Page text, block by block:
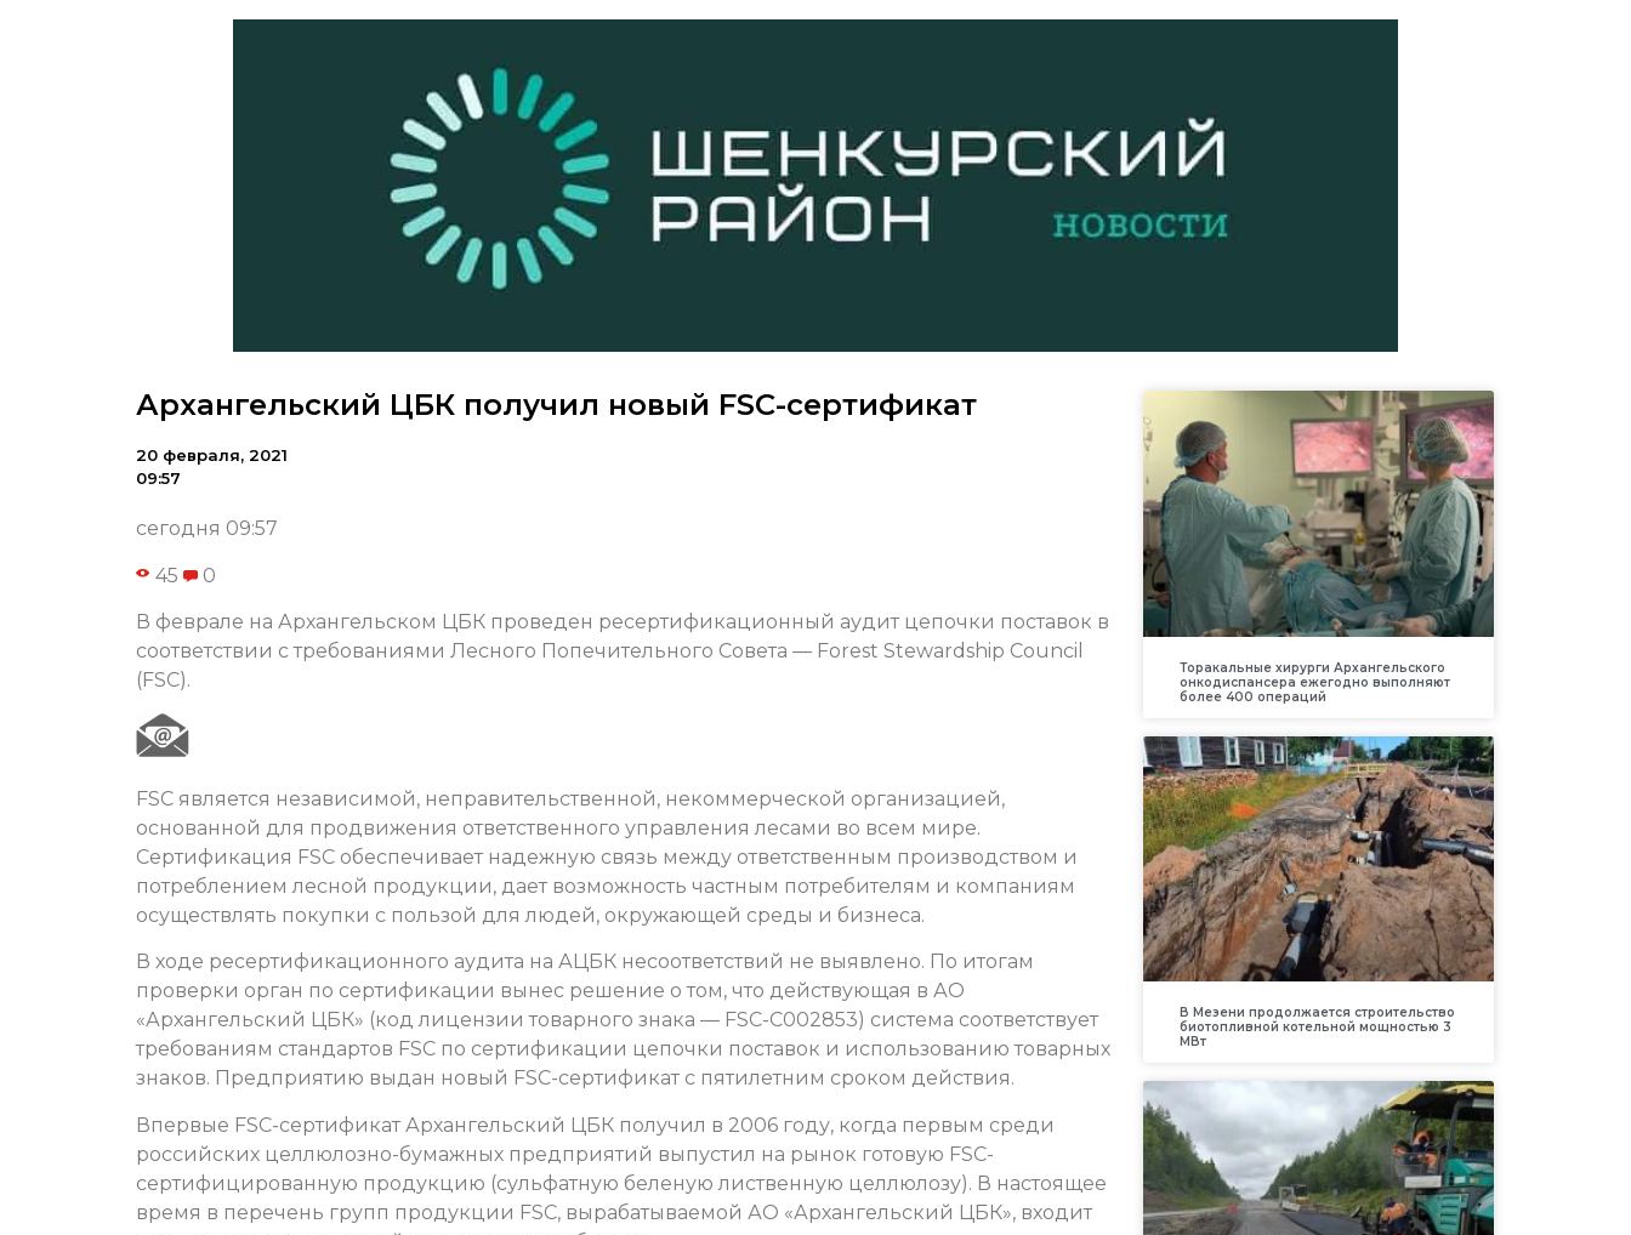
Архангельский ЦБК получил новый FSC-сертификат
20 февраля, 2021
09:57
сегодня 09:57
45 0
В феврале на Архангельском ЦБК проведен ресертификационный аудит цепочки поставок в
соответствии с требованиями Лесного Попечительного Совета — Forest Stewardship Council
(FSC).
FSC является независимой, неправительственной, некоммерческой организацией,
основанной для продвижения ответственного управления лесами во всем мире.
Сертификация FSC обеспечивает надежную связь между ответственным производством и
потреблением лесной продукции, дает возможность частным потребителям и компаниям
осуществлять покупки с пользой для людей, окружающей среды и бизнеса.
В ходе ресертификационного аудита на АЦБК несоответствий не выявлено. По итогам
проверки орган по сертификации вынес решение о том, что действующая в АО
«Архангельский ЦБК» (код лицензии товарного знака — FSC-С002853) система соответствует
требованиям стандартов FSC по сертификации цепочки поставок и использованию товарных
знаков. Предприятию выдан новый FSC-сертификат с пятилетним сроком действия.
Впервые FSC-сертификат Архангельский ЦБК получил в 2006 году, когда первым среди
российских целлюлозно-бумажных предприятий выпустил на рынок готовую FSC-
сертифицированную продукцию (сульфатную беленую лиственную целлюлозу). В настоящее
время в перечень групп продукции FSC, вырабатываемой АО «Архангельский ЦБК», входит
Торакальные хирурги Архангельского
онкодиспансера ежегодно выполняют
более 400 операций
В Мезени продолжается строительство
биотопливной котельной мощностью 3
МВт